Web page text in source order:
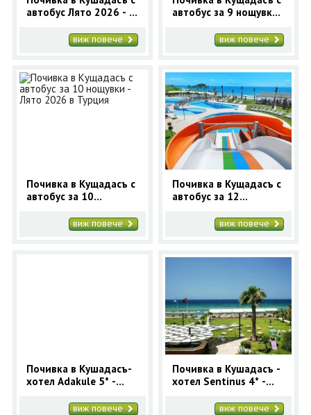
автобус Лято 2026 - 7
виж повече
автобус за 9 нощувки
виж повече
Почивка в Кущадасъ с
автобус за 10
виж повече
Почивка в Кущадасъ с
автобус за 12
виж повече
Почивка в Кушадасъ-
хотел Adakule 5* -
виж повече
Почивка в Кушадасъ -
хотел Sentinus 4* -
виж повече